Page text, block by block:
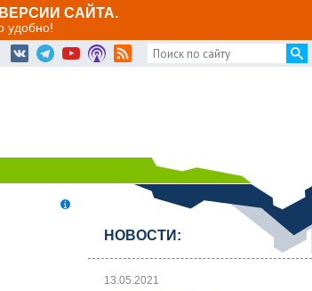
САЙТА.
удобно!
НОВОСТИ:
13.05.2021